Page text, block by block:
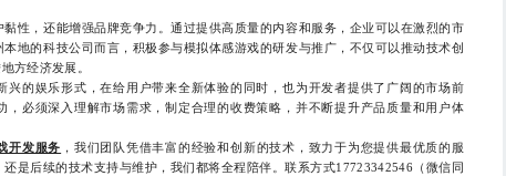
性，还能增强品牌竞争力。通过提供高质量的内容和服务，企业可以在激烈的市
地的科技公司而言，积极参与模拟体感游戏的研发与推广，不仅可以推动技术创
方经济发展。
兴的娱乐形式，在给用户带来全新体验的同时，也为开发者提供了广阔的市场前
，必须深入理解市场需求，制定合理的收费策略，并不断提升产品质量和用户体
开发服务 ，我们团队凭借丰富的经验和创新的技术，致力于为您提供最优质的服
是后续的技术支持与维护，我们都将全程陪伴。联系方式17723342546（微信同